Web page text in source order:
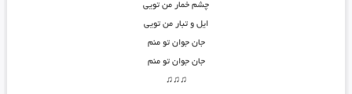
چشم خمار من تویی
ایل و تبار من تویی
جان جوان تو منم
جان جوان تو منم
♫♫♫